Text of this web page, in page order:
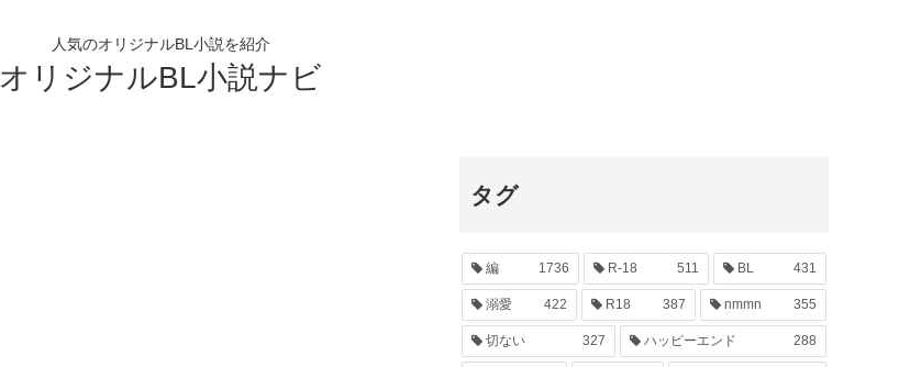
人気のオリジナルBL小説を紹介
オリジナルBL小説ナビ
タグ
編 1736 R-18 511 BL 431
溺愛 422 R18 387 nmmn 355
切ない 327 ハッピーエンド 288